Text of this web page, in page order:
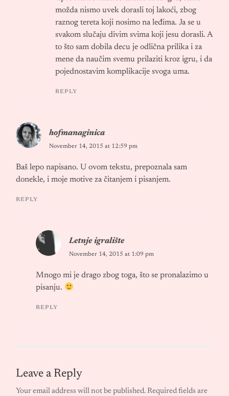
možda nismo uvek dorasli toj lakoći, zbog
raznog tereta koji nosimo na leđima. Ja se u
svakom slučaju divim svima koji jesu dorasli. A
to što sam dobila decu je odlična prilika i za
mene da naučim svemu prilaziti kroz igru, i da
pojednostavim komplikacije svoga uma.
REPLY
hofmanaginica
November 14, 2015 at 12:59 pm
Baš lepo napisano. U ovom tekstu, prepoznala sam
donekle, i moje motive za čitanjem i pisanjem.
REPLY
Letnje igralište
November 14, 2015 at 1:09 pm
Mnogo mi je drago zbog toga, što se pronalazimo u
pisanju.
REPLY
Leave a Reply
Your email address will not be published. Required fields are